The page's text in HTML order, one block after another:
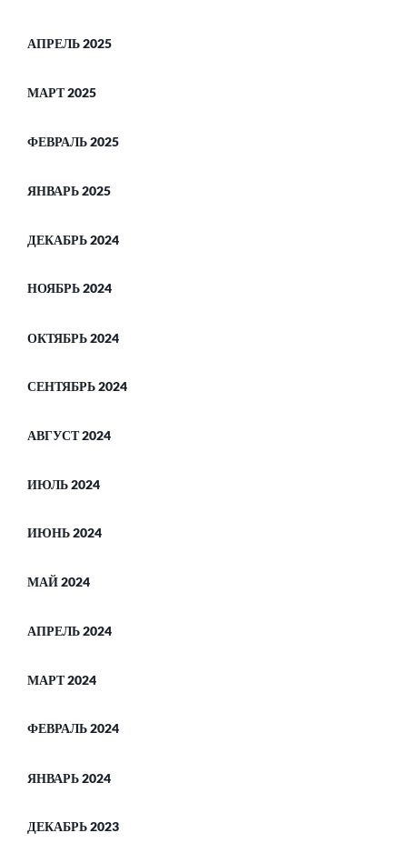
АПРЕЛЬ 2025
МАРТ 2025
ФЕВРАЛЬ 2025
ЯНВАРЬ 2025
ДЕКАБРЬ 2024
НОЯБРЬ 2024
ОКТЯБРЬ 2024
СЕНТЯБРЬ 2024
АВГУСТ 2024
ИЮЛЬ 2024
ИЮНЬ 2024
МАЙ 2024
АПРЕЛЬ 2024
МАРТ 2024
ФЕВРАЛЬ 2024
ЯНВАРЬ 2024
ДЕКАБРЬ 2023